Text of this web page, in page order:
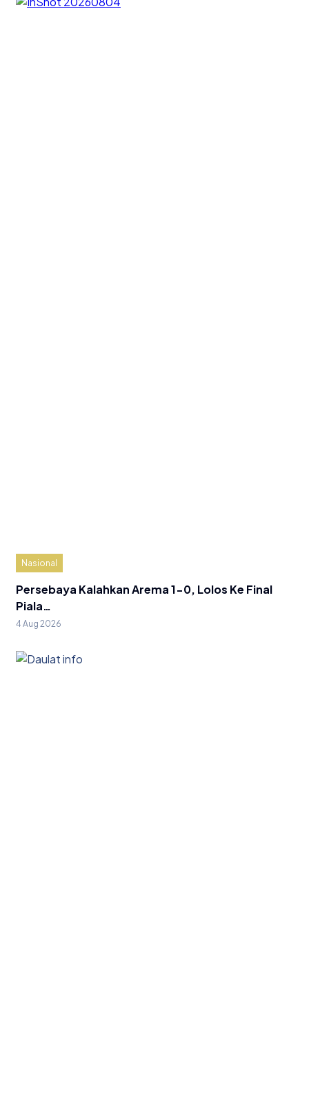
Nasional
Persebaya Kalahkan Arema 1-0, Lolos Ke Final
Piala…
4 Aug 2026